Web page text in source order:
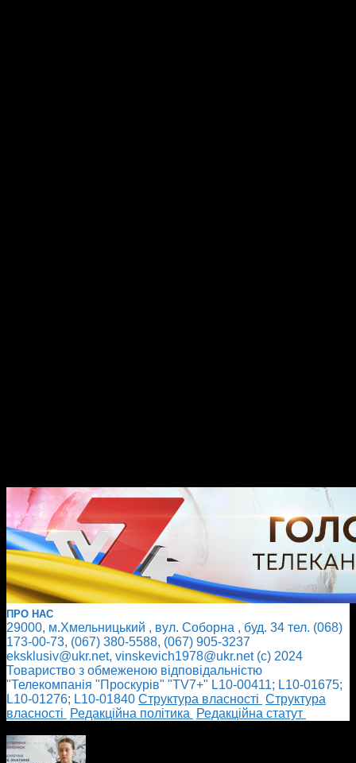
ПРО НАС
29000, м.Хмельницький , вул. Соборна , буд. 34 тел. (068)
173-00-73, (067) 380-5588, (067) 905-3237
eksklusiv@ukr.net, vinskevich1978@ukr.net (с) 2024
Товариство з обмеженою відповідальністю
"Телекомпанія "Проскурів" "TV7+" L10-00411; L10-01675;
L10-01276; L10-01840 Cтруктура власності Cтруктура
власності
Редакційна політика
Редакційна статут